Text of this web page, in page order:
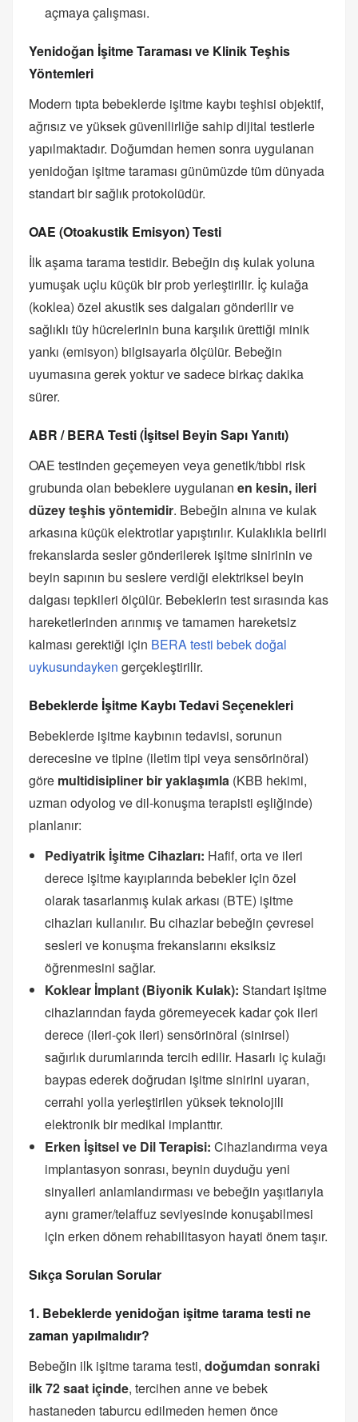
açmaya çalışması.
Yenidoğan İşitme Taraması ve Klinik Teşhis
Yöntemleri
Modern tıpta bebeklerde işitme kaybı teşhisi objektif,
ağrısız ve yüksek güvenilirliğe sahip dijital testlerle
yapılmaktadır. Doğumdan hemen sonra uygulanan
yenidoğan işitme taraması günümüzde tüm dünyada
standart bir sağlık protokolüdür.
OAE (Otoakustik Emisyon) Testi
İlk aşama tarama testidir. Bebeğin dış kulak yoluna
yumuşak uçlu küçük bir prob yerleştirilir. İç kulağa
(koklea) özel akustik ses dalgaları gönderilir ve
sağlıklı tüy hücrelerinin buna karşılık ürettiği minik
yankı (emisyon) bilgisayarla ölçülür. Bebeğin
uyumasına gerek yoktur ve sadece birkaç dakika
sürer.
ABR / BERA Testi (İşitsel Beyin Sapı Yanıtı)
OAE testinden geçemeyen veya genetik/tıbbi risk
grubunda olan bebeklere uygulanan en kesin, ileri
düzey teşhis yöntemidir. Bebeğin alnına ve kulak
arkasına küçük elektrotlar yapıştırılır. Kulaklıkla belirli
frekanslarda sesler gönderilerek işitme sinirinin ve
beyin sapının bu seslere verdiği elektriksel beyin
dalgası tepkileri ölçülür. Bebeklerin test sırasında kas
hareketlerinden arınmış ve tamamen hareketsiz
kalması gerektiği için BERA testi bebek doğal
uykusundayken gerçekleştirilir.
Bebeklerde İşitme Kaybı Tedavi Seçenekleri
Bebeklerde işitme kaybının tedavisi, sorunun
derecesine ve tipine (iletim tipi veya sensörinöral)
göre multidisipliner bir yaklaşımla (KBB hekimi,
uzman odyolog ve dil-konuşma terapisti eşliğinde)
planlanır:
Pediyatrik İşitme Cihazları: Hafif, orta ve ileri
derece işitme kayıplarında bebekler için özel
olarak tasarlanmış kulak arkası (BTE) işitme
cihazları kullanılır. Bu cihazlar bebeğin çevresel
sesleri ve konuşma frekanslarını eksiksiz
öğrenmesini sağlar.
Koklear İmplant (Biyonik Kulak): Standart işitme
cihazlarından fayda göremeyecek kadar çok ileri
derece (ileri-çok ileri) sensörinöral (sinirsel)
sağırlık durumlarında tercih edilir. Hasarlı iç kulağı
baypas ederek doğrudan işitme sinirini uyaran,
cerrahi yolla yerleştirilen yüksek teknolojili
elektronik bir medikal implanttır.
Erken İşitsel ve Dil Terapisi: Cihazlandırma veya
implantasyon sonrası, beynin duyduğu yeni
sinyalleri anlamlandırması ve bebeğin yaşıtlarıyla
aynı gramer/telaffuz seviyesinde konuşabilmesi
için erken dönem rehabilitasyon hayati önem taşır.
Sıkça Sorulan Sorular
1. Bebeklerde yenidoğan işitme tarama testi ne
zaman yapılmalıdır?
Bebeğin ilk işitme tarama testi, doğumdan sonraki
ilk 72 saat içinde, tercihen anne ve bebek
hastaneden taburcu edilmeden hemen önce